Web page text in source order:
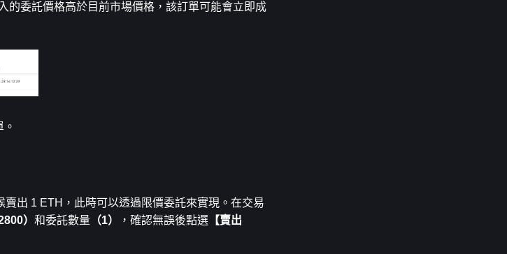
的委託價格高於目前市場價格，該訂單可能會立即成
出 1 ETH，此時可以透過限價委託來實現。在交易
） 和委託數量 （1） ，確認無誤後點選 【賣出